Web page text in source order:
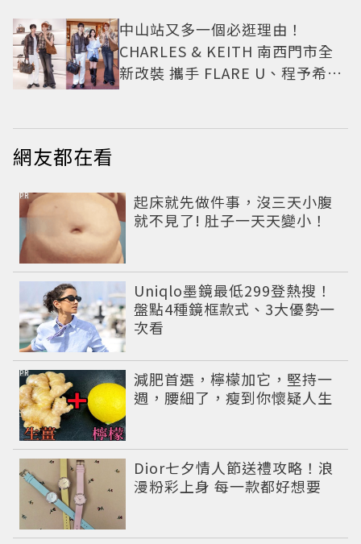
中山站又多一個必逛理由！
CHARLES & KEITH 南西門市全
新改裝 攜手 FLARE U、程予希演
網友都在看
起床就先做件事，沒三天小腹
就不見了! 肚子一天天變小！
PR
Uniqlo墨鏡最低299登熱搜！
盤點4種鏡框款式、3大優勢一
次看
減肥首選，檸檬加它，堅持一
週，腰細了，瘦到你懷疑人生
PR
Dior七夕情人節送禮攻略！浪
漫粉彩上身 每一款都好想要